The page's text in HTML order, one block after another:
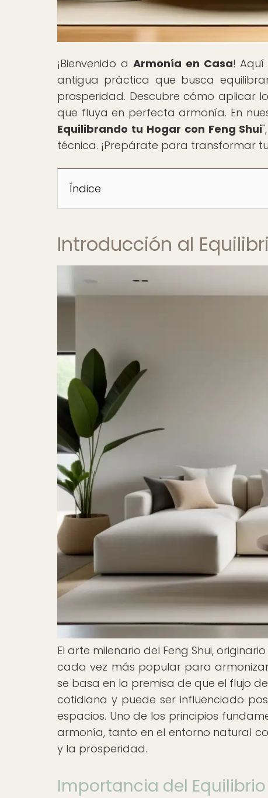
¡Bienvenido a Armonía en Casa!
antigua práctica que busca
prosperidad. Descubre cómo aplicar
que fluya en perfecta armonía. En
Equilibrando tu Hogar con Feng Shui
técnica. ¡Prepárate para transformar
Índice
Introducción al
El arte milenario del Feng Shui,
cada vez más popular para
se basa en la premisa de que el flujo
cotidiana y puede ser influenciado
espacios. Uno de los principios
armonía, tanto en el entorno natural
y la prosperidad.
Importancia del